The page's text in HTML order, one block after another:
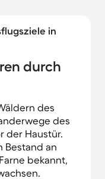
in
durch
des
des
der Haustür.
Bestand an
bekannt,